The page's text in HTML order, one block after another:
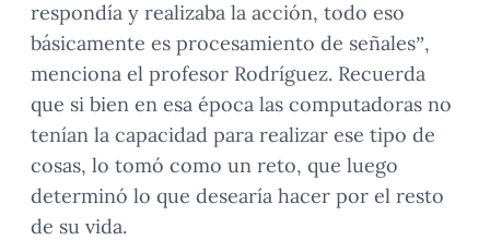
respondía y realizaba la acción, todo eso
básicamente es procesamiento de señales”,
menciona el profesor Rodríguez. Recuerda
que si bien en esa época las computadoras no
tenían la capacidad para realizar ese tipo de
cosas, lo tomó como un reto, que luego
determinó lo que desearía hacer por el resto
de su vida.